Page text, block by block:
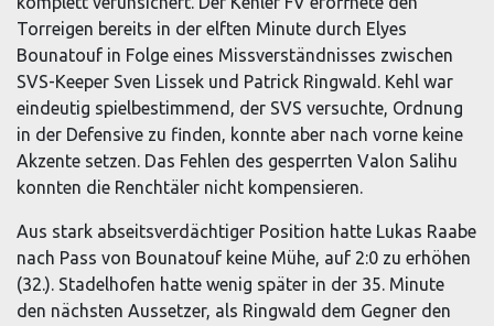
Torreigen bereits in der elften Minute durch Elyes
Bounatouf in Folge eines Missverständnisses zwischen
SVS-Keeper Sven Lissek und Patrick Ringwald. Kehl war
eindeutig spielbestimmend, der SVS versuchte, Ordnung
in der Defensive zu finden, konnte aber nach vorne keine
Akzente setzen. Das Fehlen des gesperrten Valon Salihu
konnten die Renchtäler nicht kompensieren.
Aus stark abseitsverdächtiger Position hatte Lukas Raabe
nach Pass von Bounatouf keine Mühe, auf 2:0 zu erhöhen
(32.). Stadelhofen hatte wenig später in der 35. Minute
den nächsten Aussetzer, als Ringwald dem Gegner den